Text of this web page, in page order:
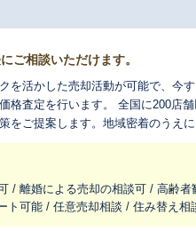
ご相談いただけます。
を活かした売却活動が可能で、今
格査定を行います。 全国に200店
ご提案します。地域密着のうえに
プで対応します。
/ 離婚による売却の相談可 / 高齢
ト可能 / 任意売却相談 / 住み替え相